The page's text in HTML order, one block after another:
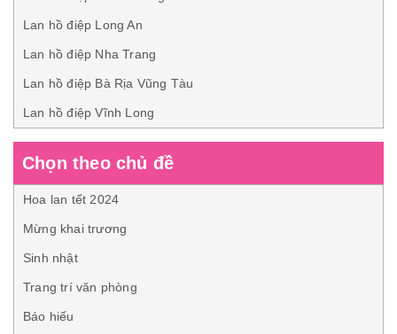
Lan hồ điệp Long An
Lan hồ điệp Nha Trang
Lan hồ điệp Bà Rịa Vũng Tàu
Lan hồ điệp Vĩnh Long
Chọn theo chủ đề
Hoa lan tết 2024
Mừng khai trương
Sinh nhật
Trang trí văn phòng
Báo hiếu